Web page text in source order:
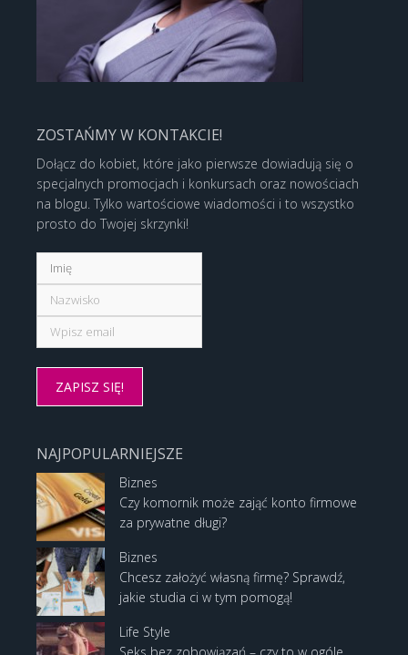
ZOSTAŃMY W KONTAKCIE!
Dołącz do kobiet, które jako pierwsze dowiadują się o
specjalnych promocjach i konkursach oraz nowościach
na blogu. Tylko wartościowe wiadomości i to wszystko
prosto do Twojej skrzynki!
NAJPOPULARNIEJSZE
Biznes
Czy komornik może zająć konto firmowe
za prywatne długi?
Biznes
Chcesz założyć własną firmę? Sprawdź,
jakie studia ci w tym pomogą!
Life Style